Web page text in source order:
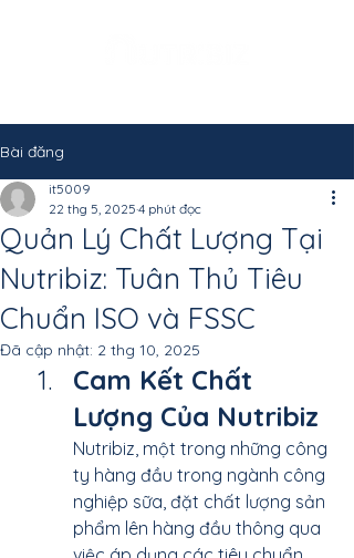
Bài đăng
Quản Lý Chất Lượng Tại
Nutribiz: Tuân Thủ Tiêu
Chuẩn ISO và FSSC
it5009
22 thg 5, 2025 4 phút đọc
Đã cập nhật: 2 thg 10, 2025
Cam Kết Chất
Lượng Của Nutribiz
Nutribiz, một trong những công
ty hàng đầu trong ngành công
nghiệp sữa, đặt chất lượng sản
phẩm lên hàng đầu thông qua